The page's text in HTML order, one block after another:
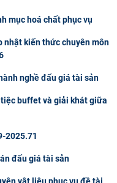
mục hoá chất phục vụ
nhật kiến thức chuyên môn
nghề đấu giá tài sản
buffet và giải khát giữa
2025.71
đấu giá tài sản